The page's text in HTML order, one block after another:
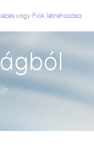
vagy Fiók létrehozása